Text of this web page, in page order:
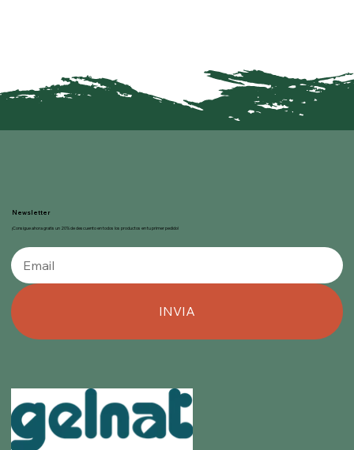
Newsletter
¡Consigue ahora gratis un 20% de descuento en todos los productos en tu primer pedido!
INVIA